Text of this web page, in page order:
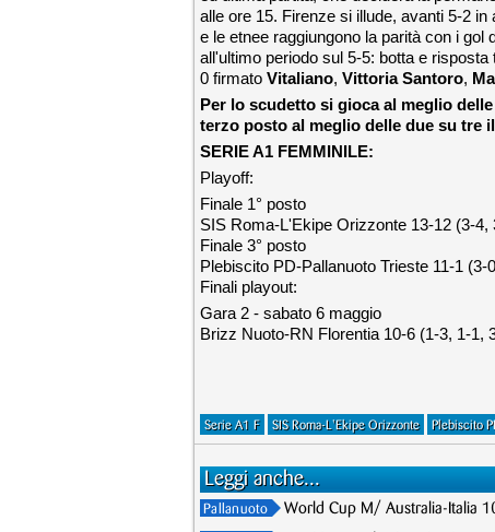
alle ore 15. Firenze si illude, avanti 5-2
e le etnee raggiungono la parità con i gol
all'ultimo periodo sul 5-5: botta e risposta
0 firmato Vitaliano, Vittoria Santoro,
Per lo scudetto si gioca al meglio
terzo posto al meglio delle due su tre
SERIE A1 FEMMINILE:
Playoff:
Finale 1° posto
SIS Roma-L'Ekipe Orizzonte 13-12 (3-4,
Finale 3° posto
Plebiscito PD-Pallanuoto Trieste 11-1 (3-
Finali playout:
Gara 2 - sabato 6 maggio
Brizz Nuoto-RN Florentia 10-6 (1-3, 1-1,
Serie A1 F SIS Roma-L'Ekipe Orizzonte Plebiscito
Leggi anche...
Pallanuoto World Cup M/ Australia-Italia